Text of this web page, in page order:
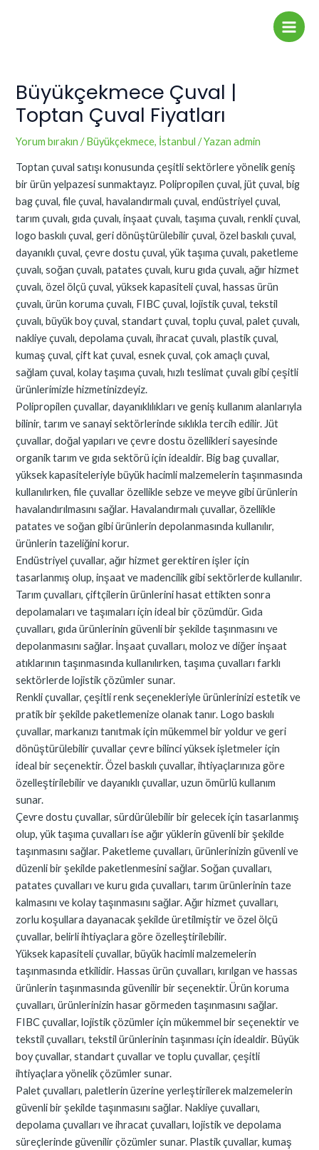
Main
Büyükçekmece Çuval |
Toptan Çuval Fiyatları
Yorum bırakın /Büyükçekmece, İstanbul / Yazan admin
Toptan çuval satışı konusunda çeşitli sektörlere yönelik geniş
bir ürün yelpazesi sunmaktayız. Polipropilen çuval, jüt çuval, big
bag çuval, file çuval, havalandırmalı çuval, endüstriyel çuval,
tarım çuvalı, gıda çuvalı, inşaat çuvalı, taşıma çuvalı, renkli çuval,
logo baskılı çuval, geri dönüştürülebilir çuval, özel baskılı çuval,
dayanıklı çuval, çevre dostu çuval, yük taşıma çuvalı, paketleme
çuvalı, soğan çuvalı, patates çuvalı, kuru gıda çuvalı, ağır hizmet
çuvalı, özel ölçü çuval, yüksek kapasiteli çuval, hassas ürün
çuvalı, ürün koruma çuvalı, FIBC çuval, lojistik çuval, tekstil
çuvalı, büyük boy çuval, standart çuval, toplu çuval, palet çuvalı,
nakliye çuvalı, depolama çuvalı, ihracat çuvalı, plastik çuval,
kumaş çuval, çift kat çuval, esnek çuval, çok amaçlı çuval,
sağlam çuval, kolay taşıma çuvalı, hızlı teslimat çuvalı gibi çeşitli
ürünlerimizle hizmetinizdeyiz.
Polipropilen çuvallar, dayanıklılıkları ve geniş kullanım alanlarıyla
bilinir, tarım ve sanayi sektörlerinde sıklıkla tercih edilir. Jüt
çuvallar, doğal yapıları ve çevre dostu özellikleri sayesinde
organik tarım ve gıda sektörü için idealdir. Big bag çuvallar,
yüksek kapasiteleriyle büyük hacimli malzemelerin taşınmasında
kullanılırken, file çuvallar özellikle sebze ve meyve gibi ürünlerin
havalandırılmasını sağlar. Havalandırmalı çuvallar, özellikle
patates ve soğan gibi ürünlerin depolanmasında kullanılır,
ürünlerin tazeliğini korur.
Endüstriyel çuvallar, ağır hizmet gerektiren işler için
tasarlanmış olup, inşaat ve madencilik gibi sektörlerde kullanılır.
Tarım çuvalları, çiftçilerin ürünlerini hasat ettikten sonra
depolamaları ve taşımaları için ideal bir çözümdür. Gıda
çuvalları, gıda ürünlerinin güvenli bir şekilde taşınmasını ve
depolanmasını sağlar. İnşaat çuvalları, moloz ve diğer inşaat
atıklarının taşınmasında kullanılırken, taşıma çuvalları farklı
sektörlerde lojistik çözümler sunar.
Renkli çuvallar, çeşitli renk seçenekleriyle ürünlerinizi estetik ve
pratik bir şekilde paketlemenize olanak tanır. Logo baskılı
çuvallar, markanızı tanıtmak için mükemmel bir yoldur ve geri
dönüştürülebilir çuvallar çevre bilinci yüksek işletmeler için
ideal bir seçenektir. Özel baskılı çuvallar, ihtiyaçlarınıza göre
özelleştirilebilir ve dayanıklı çuvallar, uzun ömürlü kullanım
sunar.
Çevre dostu çuvallar, sürdürülebilir bir gelecek için tasarlanmış
olup, yük taşıma çuvalları ise ağır yüklerin güvenli bir şekilde
taşınmasını sağlar. Paketleme çuvalları, ürünlerinizin güvenli ve
düzenli bir şekilde paketlenmesini sağlar. Soğan çuvalları,
patates çuvalları ve kuru gıda çuvalları, tarım ürünlerinin taze
kalmasını ve kolay taşınmasını sağlar. Ağır hizmet çuvalları,
zorlu koşullara dayanacak şekilde üretilmiştir ve özel ölçü
çuvallar, belirli ihtiyaçlara göre özelleştirilebilir.
Yüksek kapasiteli çuvallar, büyük hacimli malzemelerin
taşınmasında etkilidir. Hassas ürün çuvalları, kırılgan ve hassas
ürünlerin taşınmasında güvenilir bir seçenektir. Ürün koruma
çuvalları, ürünlerinizin hasar görmeden taşınmasını sağlar.
FIBC çuvallar, lojistik çözümler için mükemmel bir seçenektir ve
tekstil çuvalları, tekstil ürünlerinin taşınması için idealdir. Büyük
boy çuvallar, standart çuvallar ve toplu çuvallar, çeşitli
ihtiyaçlara yönelik çözümler sunar.
Palet çuvalları, paletlerin üzerine yerleştirilerek malzemelerin
güvenli bir şekilde taşınmasını sağlar. Nakliye çuvalları,
depolama çuvalları ve ihracat çuvalları, lojistik ve depolama
süreçlerinde güvenilir çözümler sunar. Plastik çuvallar, kumaş